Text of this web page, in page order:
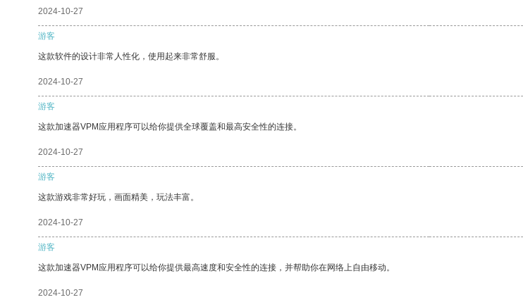
2024-10-27
游客
这款软件的设计非常人性化，使用起来非常舒服。
2024-10-27
游客
这款加速器VPM应用程序可以给你提供全球覆盖和最高安全性的连接。
2024-10-27
游客
这款游戏非常好玩，画面精美，玩法丰富。
2024-10-27
游客
这款加速器VPM应用程序可以给你提供最高速度和安全性的连接，并帮助你在网络上自由移动。
2024-10-27